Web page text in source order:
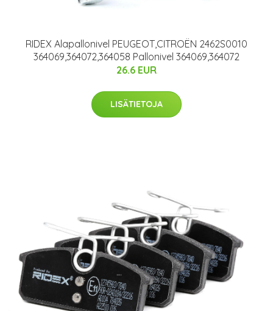
RIDEX Alapallonivel PEUGEOT,CITROËN 2462S0010
364069,364072,364058 Pallonivel 364069,364072
26.6 EUR
LISÄTIETOJA